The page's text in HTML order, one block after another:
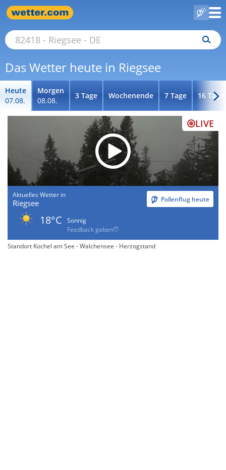
Das Wetter heute in Riegsee
Heute
07.08.
Morgen
08.08.
3 Tage Wochenende 7 Tage 16 Tage
LIVE
Aktuelles Wetter in
Riegsee Pollenflug heute
18°C
Sonnig
Feedback geben
Standort Kochel am See - Walchensee - Herzogstand